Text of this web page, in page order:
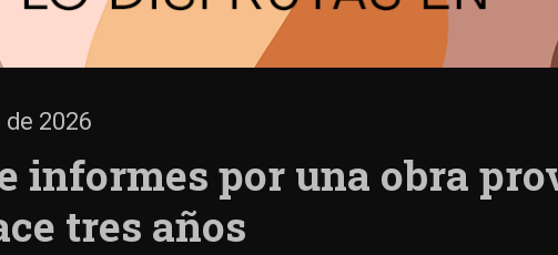
informes por una obra
tres años
de 2026